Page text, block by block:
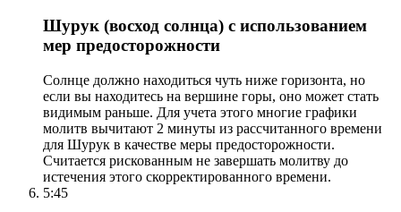
Шурук (восход солнца) с использованием
мер предосторожности
Солнце должно находиться чуть ниже горизонта, но
если вы находитесь на вершине горы, оно может стать
видимым раньше. Для учета этого многие графики
молитв вычитают 2 минуты из рассчитанного времени
для Шурук в качестве меры предосторожности.
Считается рискованным не завершать молитву до
истечения этого скорректированного времени.
5:45